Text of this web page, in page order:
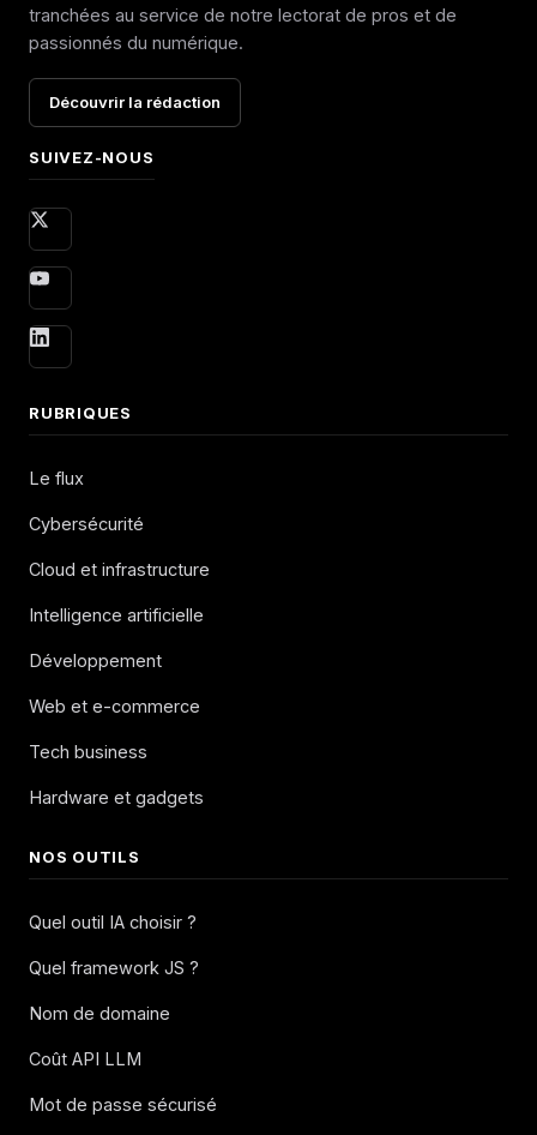
tranchées au service de notre lectorat de pros et de
passionnés du numérique.
Découvrir la rédaction
SUIVEZ-NOUS
RUBRIQUES
Le flux
Cybersécurité
Cloud et infrastructure
Intelligence artificielle
Développement
Web et e-commerce
Tech business
Hardware et gadgets
NOS OUTILS
Quel outil IA choisir ?
Quel framework JS ?
Nom de domaine
Coût API LLM
Mot de passe sécurisé